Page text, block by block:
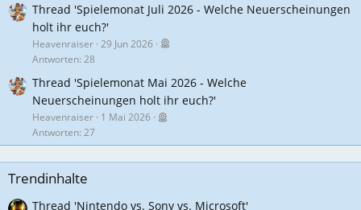
Thread 'Spielemonat Juli 2026 - Welche Neuerscheinungen
holt ihr euch?'
Heavenraiser 29 Jun 2026
Antworten: 28
Thread 'Spielemonat Mai 2026 - Welche
Neuerscheinungen holt ihr euch?'
Heavenraiser 1 Mai 2026
Antworten: 27
Trendinhalte
Thread 'Nintendo vs. Sony vs. Microsoft'